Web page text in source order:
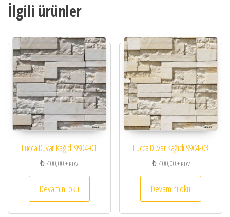
İlgili ürünler
Lucca Duvar Kağıdı 9904-01
₺400,00+ KDV
Devamını oku
Lucca Duvar Kağıdı 9904-03
₺400,00+ KDV
Devamını oku